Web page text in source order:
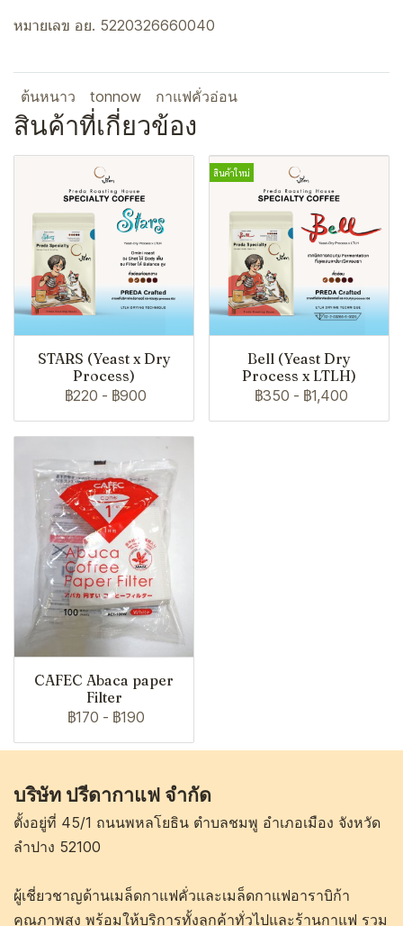
หมายเลข อย. 5220326660040
ต้นหนาว tonnow กาแฟคั่วอ่อน
สินค้าที่เกี่ยวข้อง
STARS (Yeast x Dry
Process)
฿220 - ฿900
สินค้าใหม่
Bell (Yeast Dry
Process x LTLH)
฿350 - ฿1,400
CAFEC Abaca paper
Filter
฿170 - ฿190
บริษัท ปรีดากาแฟ จำกัด
ตั้งอยู่ที่ 45/1 ถนนพหลโยธิน ตำบลชมพู อำเภอเมือง จังหวัด
ลำปาง 52100
ผู้เชี่ยวชาญด้านเมล็ดกาแฟคั่วและเมล็ดกาแฟอาราบิก้า
คุณภาพสูง พร้อมให้บริการทั้งลูกค้าทั่วไปและร้านกาแฟ รวม